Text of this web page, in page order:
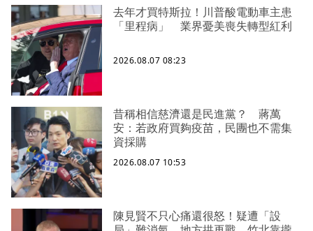
去年才買特斯拉！川普酸電動車主患
「里程病」 業界憂美喪失轉型紅利
2026.08.07 08:23
昔稱相信慈濟還是民進黨？ 蔣萬
安：若政府買夠疫苗，民團也不需集
資採購
2026.08.07 10:53
陳見賢不只心痛還很怒！疑遭「設